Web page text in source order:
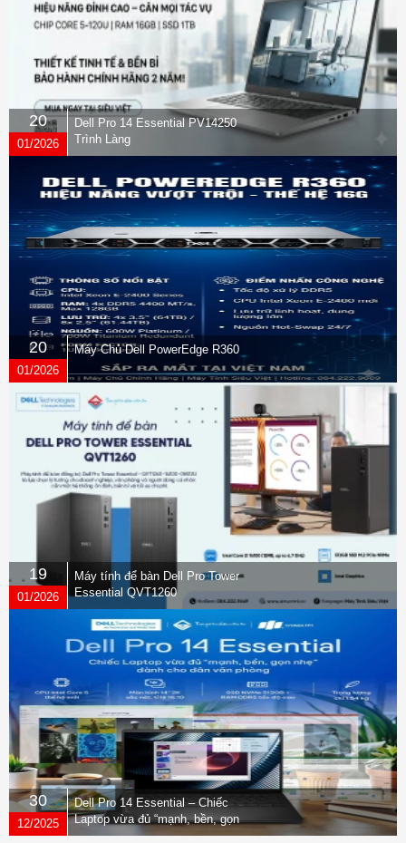
m
Camera range (imperial): Up to 20
Video standards: H.264AVC; H.264
High Profile; H.265; H.239
Connectivity and
communications
External I/O ports:
1 HDMI-in 2.0 (video and audio)
1 USBType-C® 5Gbps signaling
rate
2 USBType-A5Gbps signaling rate
1 RJ-45
1 line in (optional microphone)
providers through PolyVideoApp
mode; USB Device mode
Wireless technologies:
Bluetooth® 5.0; Wi-Fi
802.11a/b/g/n/ac/ax (MIMO) Multi-
channelConcurrency
Audio
Audio features:
Full duplex audio
Acoustic echo cancellation
PolyNoiseBlockAI technology
PolyAcoustic Fence technology
Microphone type: Two MEMS
microphones; Two second-
ordermicrophones
Speaker output power: 1 x 20 W
(RMS); 1 x 40 W (maximum)
Audio standards: 22 kHzwith
Polycom Siren 22 technology; 20
kHzwithG.719 (M- Mode) and
Polycom
Siren 22 technology; 14 kHzwith
Polycom Siren 14
technology,G.722.1AnnexC; 7
kHzwithG.722,G.722.1;
3.4 kHzwithG.711,G.728,G.729A
Speakertype: Stereo speakers
Sensitivity (speaker): 79 dB
Microphone pickup range (metric):
20
01/2026
Dell Pro 14 Essential PV14250
Trình Làng
20
01/2026
Máy Chủ Dell PowerEdge R360
19
01/2026
Máy tính để bàn Dell Pro Tower
Essential QVT1260
30
12/2025
Dell Pro 14 Essential – Chiếc
Laptop vừa đủ “mạnh, bền, gọn
nhẹ” dành cho dân văn phòng